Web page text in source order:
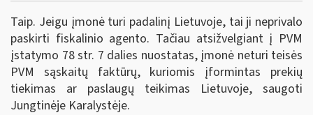
Taip. Jeigu įmonė turi padalinį Lietuvoje, tai ji neprivalo
paskirti fiskalinio agento. Tačiau atsižvelgiant į PVM
įstatymo 78 str. 7 dalies nuostatas, įmonė neturi teisės
PVM sąskaitų faktūrų, kuriomis įformintas prekių
tiekimas ar paslaugų teikimas Lietuvoje, saugoti
Jungtinėje Karalystėje.